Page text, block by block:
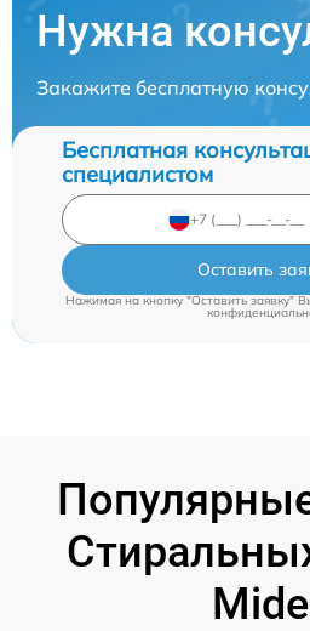
Нужна
Закажите бесплатную
Бесплатная
специалистом
Оставить
Нажимая на кнопку "Оставить заявку"